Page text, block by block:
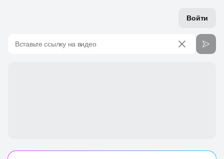
Войти
Вставьте ссылку на видео